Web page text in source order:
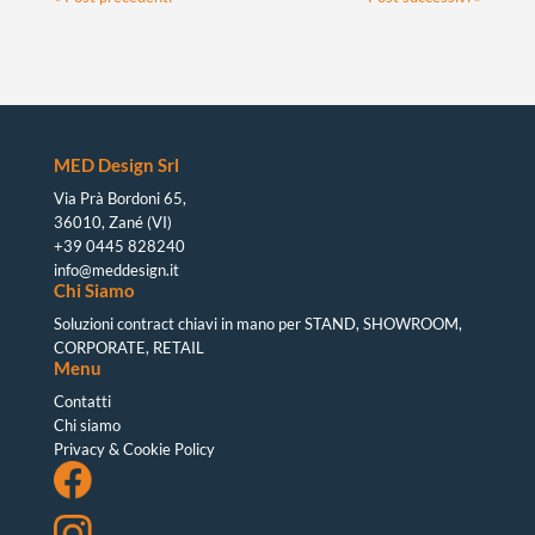
MED Design Srl
Via Prà Bordoni 65,
36010, Zané (VI)
+39 0445 828240
info@meddesign.it
Chi Siamo
Soluzioni contract chiavi in mano per STAND, SHOWROOM,
CORPORATE, RETAIL
Menu
Contatti
Chi siamo
Privacy & Cookie Policy